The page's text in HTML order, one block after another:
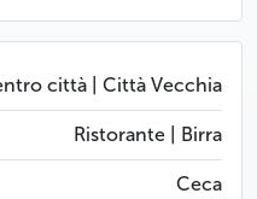
città | Città Vecchia
Ristorante | Birra
Ceca